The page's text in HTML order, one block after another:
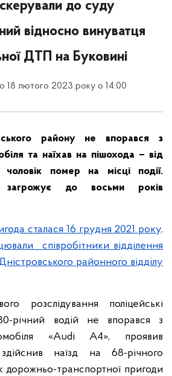
скерували до суду
відносно винуватця
ДТП на Буковині
18 лютого 2023 року о 14:00
району не впорався з
та наїхав на пішохода – від
помер на місці події.
загрожує до восьми років
сталася 16 грудня 2021 року,
співробітники відділення
районного відділу
розслідування поліцейські
річний водій не впорався з
«Audi A4», проявив
наїзд на 68-річного
дорожньо-транспортної пригоди